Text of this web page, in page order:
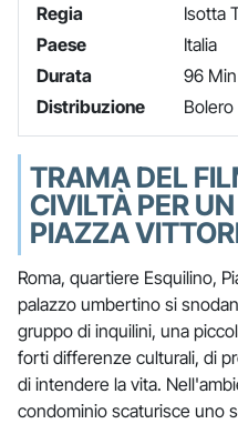
Regia
Isotta
Paese
Italia
Durata
96 Min
Distribuzione
Bolero
TRAMA DEL
CIVILTÀ PER
PIAZZA
Roma, quartiere Esquilino,
palazzo umbertino si
gruppo di inquilini, una
forti differenze culturali, di
di intendere la vita.
condominio scaturisce uno